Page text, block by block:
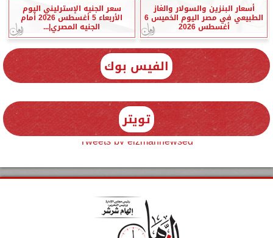
أسعار البنزين والسولار والغاز
الطبيعي في مصر اليوم الخميس 6
أغسطس 2026
سعر الجنيه الإسترليني اليوم
الأربعاء 5 أغسطس 2026 أمام
الجنيه المصري|...
الفيس بوك
تويتر
Tweets by elzmannewseg